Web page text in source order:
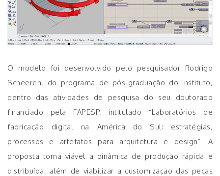
O modelo foi desenvolvido pelo pesquisador Rodrigo
Scheeren, do programa de pós-graduação do Instituto,
dentro das atividades de pesquisa do seu doutorado
financiado pela FAPESP, intitulado “Laboratórios de
fabricação digital na América do Sul: estratégias,
processos e artefatos para arquitetura e design”. A
proposta torna viável a dinâmica de produção rápida e
distribuída, além de viabilizar a customização das peças